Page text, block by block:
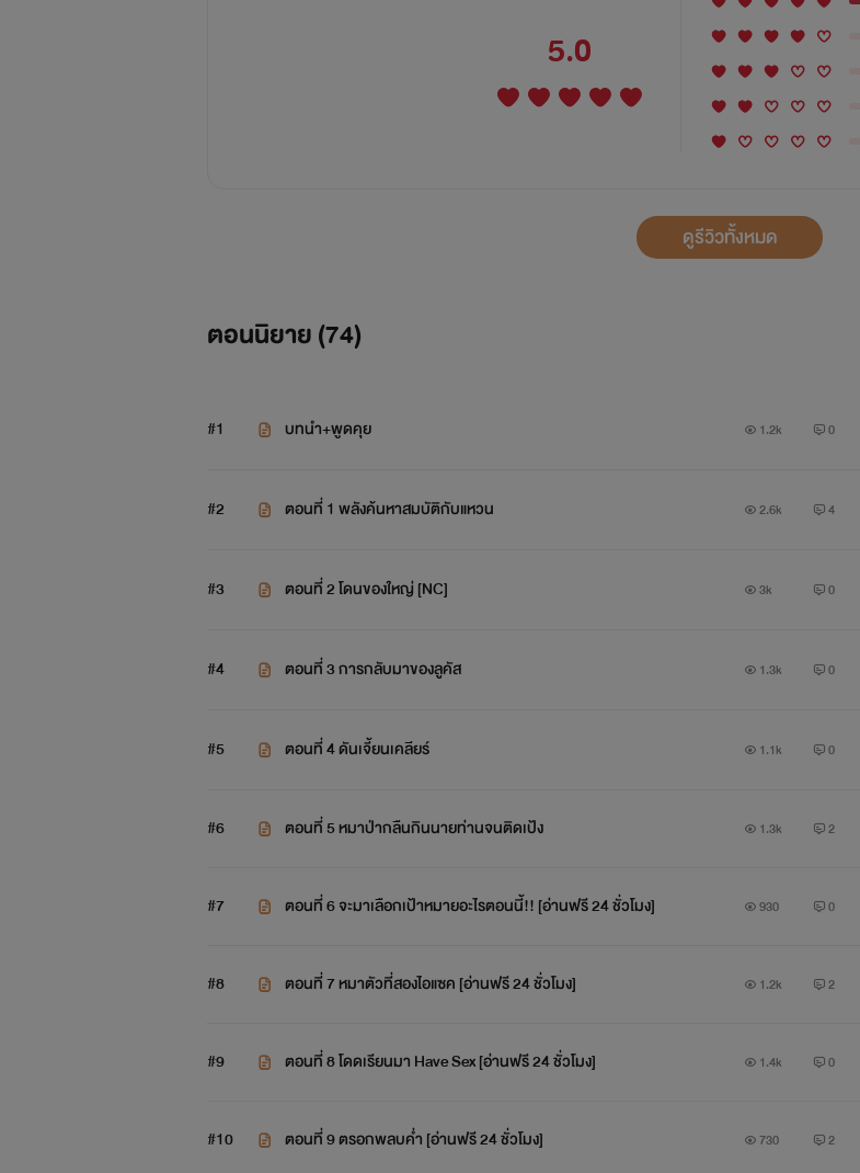
5.0
ดูรีวิวทั้งหมด
ตอนนิยาย (74)
#1 บทนำ+พูดคุย 1.2k 0
#2 ตอนที่ 1 พลังค้นหาสมบัติกับแหวน 2.6k 4
#3 ตอนที่ 2 โดนของใหญ่ [NC] 3k 0
#4 ตอนที่ 3 การกลับมาของลูคัส 1.3k 0
#5 ตอนที่ 4 ดันเจี้ยนเคลียร์ 1.1k 0
#6 ตอนที่ 5 หมาป่ากลืนกินนายท่านจนติดเป้ง 1.3k 2
#7 ตอนที่ 6 จะมาเลือกเป้าหมายอะไรตอนนี้!! [อ่านฟรี 24 ชั่วโมง] 930 0
#8 ตอนที่ 7 หมาตัวที่สองไอแซค [อ่านฟรี 24 ชั่วโมง] 1.2k 2
#9 ตอนที่ 8 โดดเรียนมา Have Sex [อ่านฟรี 24 ชั่วโมง] 1.4k 0
#10 ตอนที่ 9 ตรอกพลบค่ำ [อ่านฟรี 24 ชั่วโมง] 730 2